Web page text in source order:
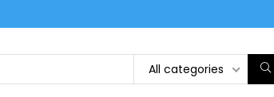
All categories